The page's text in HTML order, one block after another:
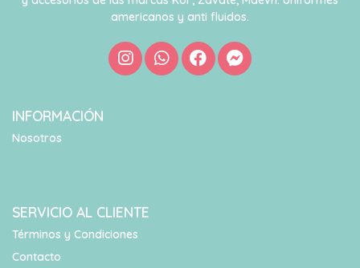
americanos y anti fluidos.
INFORMACIÓN
Nosotros
SERVICIO AL CLIENTE
Términos y Condiciones
Contacto